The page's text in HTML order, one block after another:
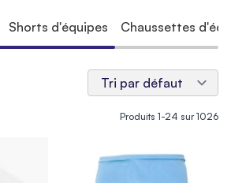
Produits 1-24 sur1026
Shorts d'équipes Chaussettes